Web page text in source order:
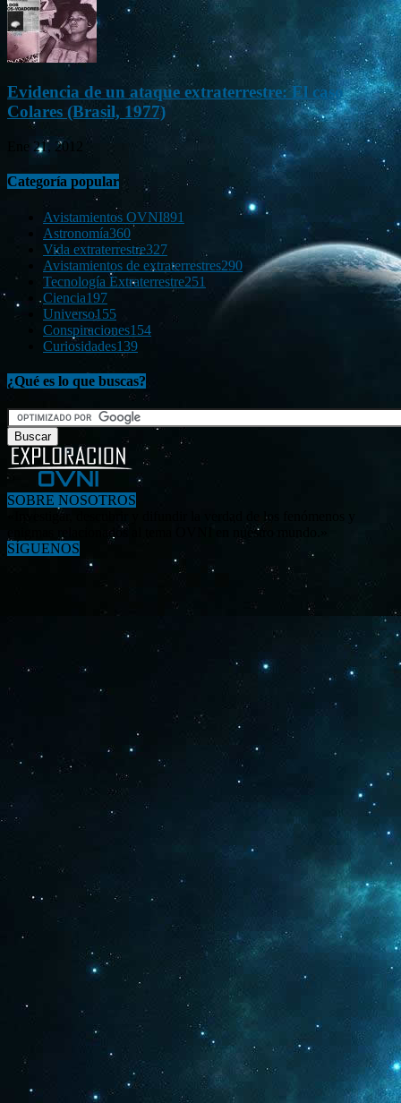
Evidencia de un ataque extraterrestre: El caso
Colares (Brasil, 1977)
Ene 21, 2012
Categoría popular
Avistamientos OVNI891
Astronomía360
Vida extraterrestre327
Avistamientos de extraterrestres290
Tecnología Extraterrestre251
Ciencia197
Universo155
Conspiraciones154
Curiosidades139
¿Qué es lo que buscas?
SOBRE NOSOTROS
«Investigar, descubrir y difundir la verdad de los fenómenos y
enigmas relacionados al tema OVNI en nuestro mundo.»
SÍGUENOS